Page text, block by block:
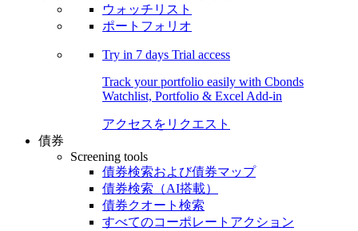
ウォッチリスト
ポートフォリオ
Try in 7 days Trial access
Track your portfolio easily with Cbonds
Watchlist, Portfolio & Excel Add-in
アクセスをリクエスト
債券
Screening tools
債券検索および債券マップ
債券検索（AI搭載）
債券クオート検索
すべてのコーポレートアクション